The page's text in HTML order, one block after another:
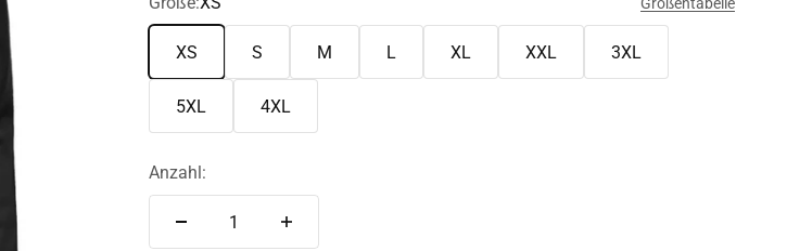
XS S M L XL XXL 3XL
5XL 4XL
Anzahl: